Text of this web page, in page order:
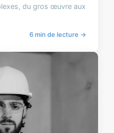
du gros œuvre aux
6 min de lecture →